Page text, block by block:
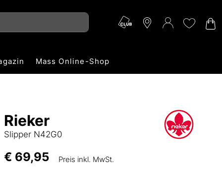
Mass Online-Shop
Rieker
Slipper N42G0
€ 69,95 Preis inkl. MwSt.